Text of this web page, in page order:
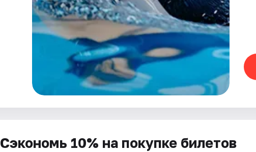
Сэкономь 10% на покупке билетов